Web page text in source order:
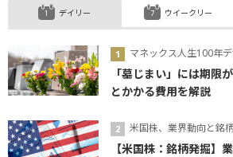
デイリー
マネックス人生100年
「墓じまい」には期限
とかかる費用を解説
米国株、業界動向と銘
【米国株：銘柄発掘】
ウイークリー